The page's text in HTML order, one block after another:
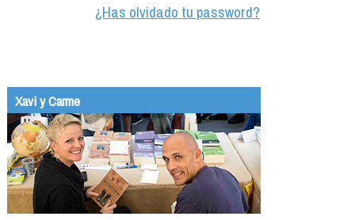
¿Has olvidado tu password?
Xavi y Carme